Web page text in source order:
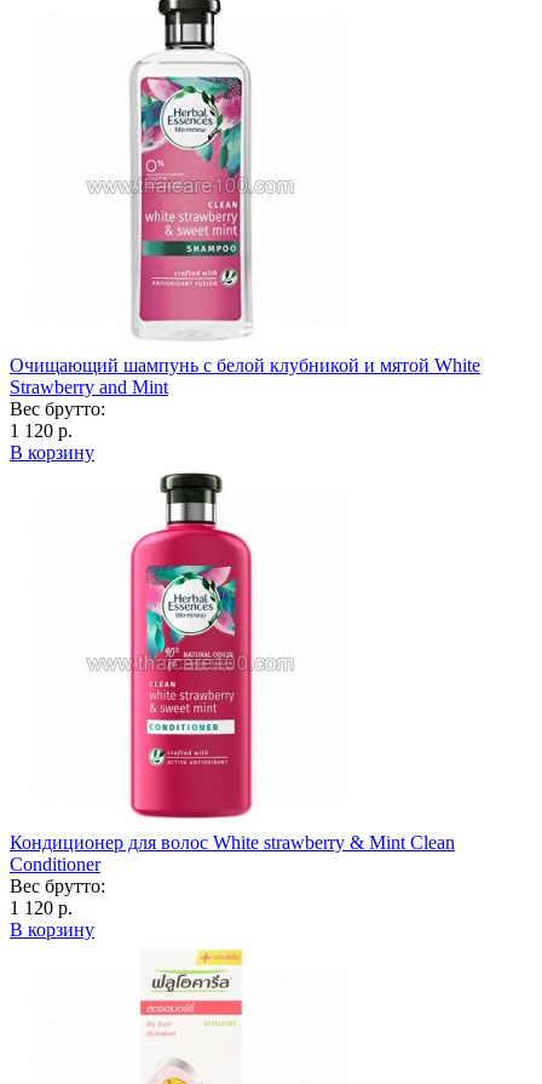
Очищающий шампунь с белой клубникой и мятой White
Strawberry and Mint
Вес брутто:
1 120 р.
В корзину
Кондиционер для волос White strawberry & Mint Clean
Conditioner
Вес брутто:
1 120 р.
В корзину